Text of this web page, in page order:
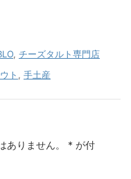
, チーズタルト専門店
ト , 手土産
ありません。 * が付